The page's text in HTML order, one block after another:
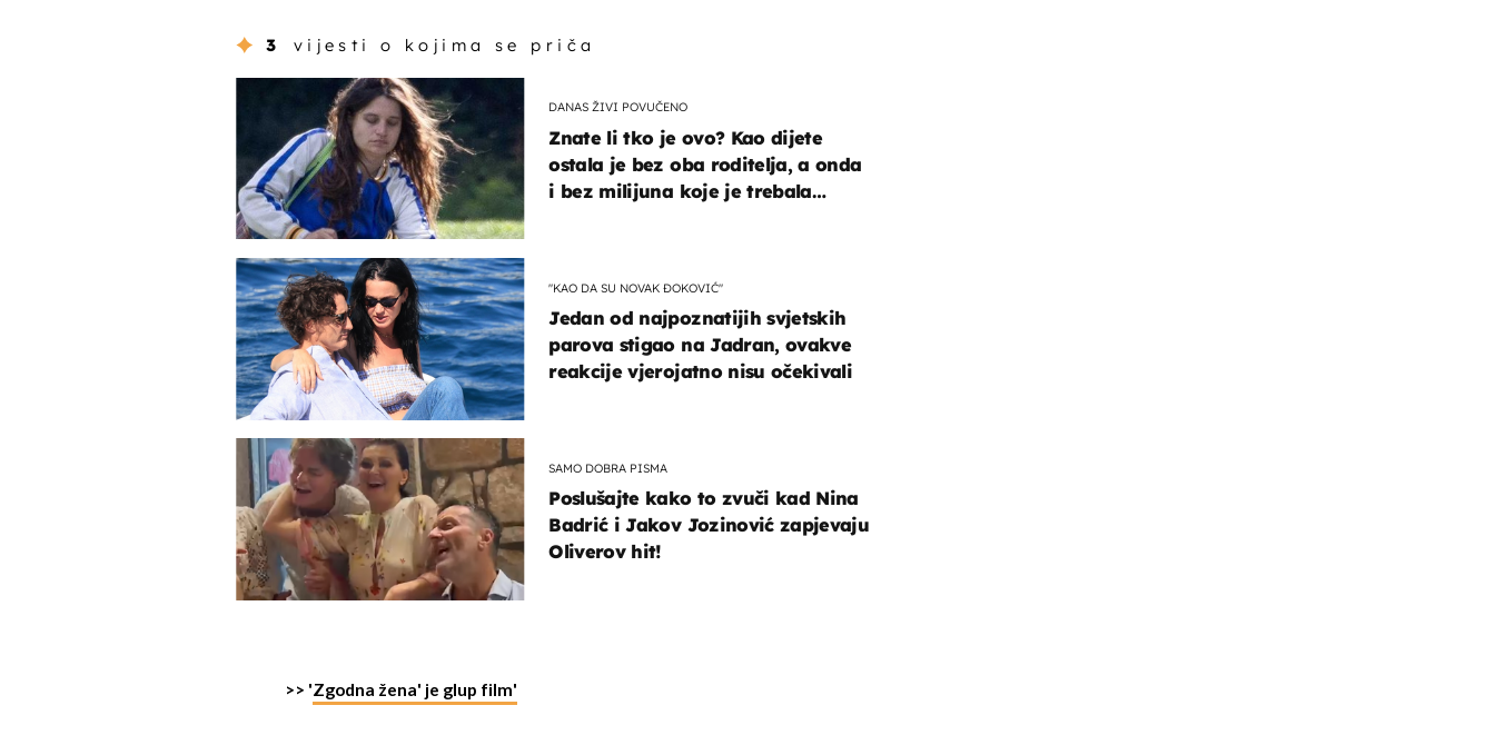
3 vijesti o kojima se priča
DANAS ŽIVI POVUČENO
Znate li tko je ovo? Kao dijete
ostala je bez oba roditelja, a onda
i bez milijuna koje je trebala
"KAO DA SU NOVAK ĐOKOVIĆ"
Jedan od najpoznatijih svjetskih
parova stigao na Jadran, ovakve
reakcije vjerojatno nisu očekivali
SAMO DOBRA PISMA
Poslušajte kako to zvuči kad Nina
Badrić i Jakov Jozinović zapjevaju
Oliverov hit!
>> 'Zgodna žena' je glup film'